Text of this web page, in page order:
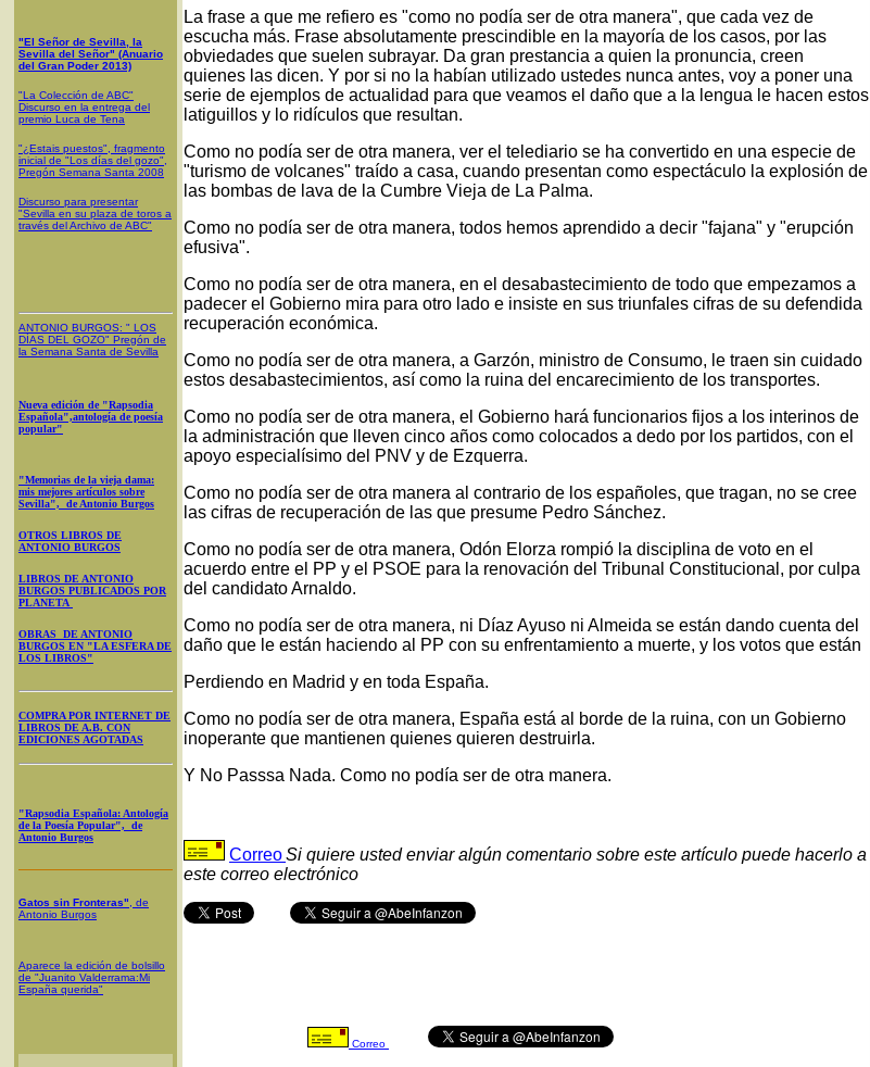
"El Señor de Sevilla, la
Sevilla del Señor" (Anuario
del Gran Poder 2013)
"La Colección de ABC"
Discurso en la entrega del
premio Luca de Tena
"¿Estais puestos", fragmento
inicial de "Los días del gozo",
Pregón Semana Santa 2008
Discurso para presentar
"Sevilla en su plaza de toros a
través del Archivo de ABC"
ANTONIO BURGOS: " LOS
DÍAS DEL GOZO" Pregón de
la Semana Santa de Sevilla
Nueva edición de "Rapsodia
Española",antología de poesía
popular"
"Memorias de la vieja dama:
mis mejores artículos sobre
Sevilla", de Antonio Burgos
OTROS LIBROS DE
ANTONIO BURGOS
LIBROS DE ANTONIO
BURGOS PUBLICADOS POR
PLANETA
OBRAS DE ANTONIO
BURGOS EN "LA ESFERA DE
LOS LIBROS"
COMPRA POR INTERNET DE
LIBROS DE A.B. CON
EDICIONES AGOTADAS
"Rapsodia Española: Antología
de la Poesía Popular", de
Antonio Burgos
Gatos sin Fronteras" , de
Antonio Burgos
Aparece la edición de bolsillo
de "Juanito Valderrama:Mi
España querida"
La frase a que me refiero es "como no podía ser de otra manera", que cada vez de
escucha más. Frase absolutamente prescindible en la mayoría de los casos, por las
obviedades que suelen subrayar. Da gran prestancia a quien la pronuncia, creen
quienes las dicen. Y por si no la habían utilizado ustedes nunca antes, voy a poner una
serie de ejemplos de actualidad para que veamos el daño que a la lengua le hacen estos
latiguillos y lo ridículos que resultan.
Como no podía ser de otra manera, ver el telediario se ha convertido en una especie de
"turismo de volcanes" traído a casa, cuando presentan como espectáculo la explosión de
las bombas de lava de la Cumbre Vieja de La Palma.
Como no podía ser de otra manera, todos hemos aprendido a decir "fajana" y "erupción
efusiva".
Como no podía ser de otra manera, en el desabastecimiento de todo que empezamos a
padecer el Gobierno mira para otro lado e insiste en sus triunfales cifras de su defendida
recuperación económica.
Como no podía ser de otra manera, a Garzón, ministro de Consumo, le traen sin cuidado
estos desabastecimientos, así como la ruina del encarecimiento de los transportes.
Como no podía ser de otra manera, el Gobierno hará funcionarios fijos a los interinos de
la administración que lleven cinco años como colocados a dedo por los partidos, con el
apoyo especialísimo del PNV y de Ezquerra.
Como no podía ser de otra manera al contrario de los españoles, que tragan, no se cree
las cifras de recuperación de las que presume Pedro Sánchez.
Como no podía ser de otra manera, Odón Elorza rompió la disciplina de voto en el
acuerdo entre el PP y el PSOE para la renovación del Tribunal Constitucional, por culpa
del candidato Arnaldo.
Como no podía ser de otra manera, ni Díaz Ayuso ni Almeida se están dando cuenta del
daño que le están haciendo al PP con su enfrentamiento a muerte, y los votos que están
Perdiendo en Madrid y en toda España.
Como no podía ser de otra manera, España está al borde de la ruina, con un Gobierno
inoperante que mantienen quienes quieren destruirla.
Y No Passsa Nada. Como no podía ser de otra manera.
CorreoSi quiere usted enviar algún comentario sobre este artículo puede hacerlo a
este correo electrónico
Correo